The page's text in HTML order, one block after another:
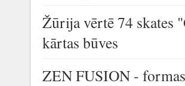
Žūrija vērtē 74 skates
kārtas būves
ZEN FUSION -